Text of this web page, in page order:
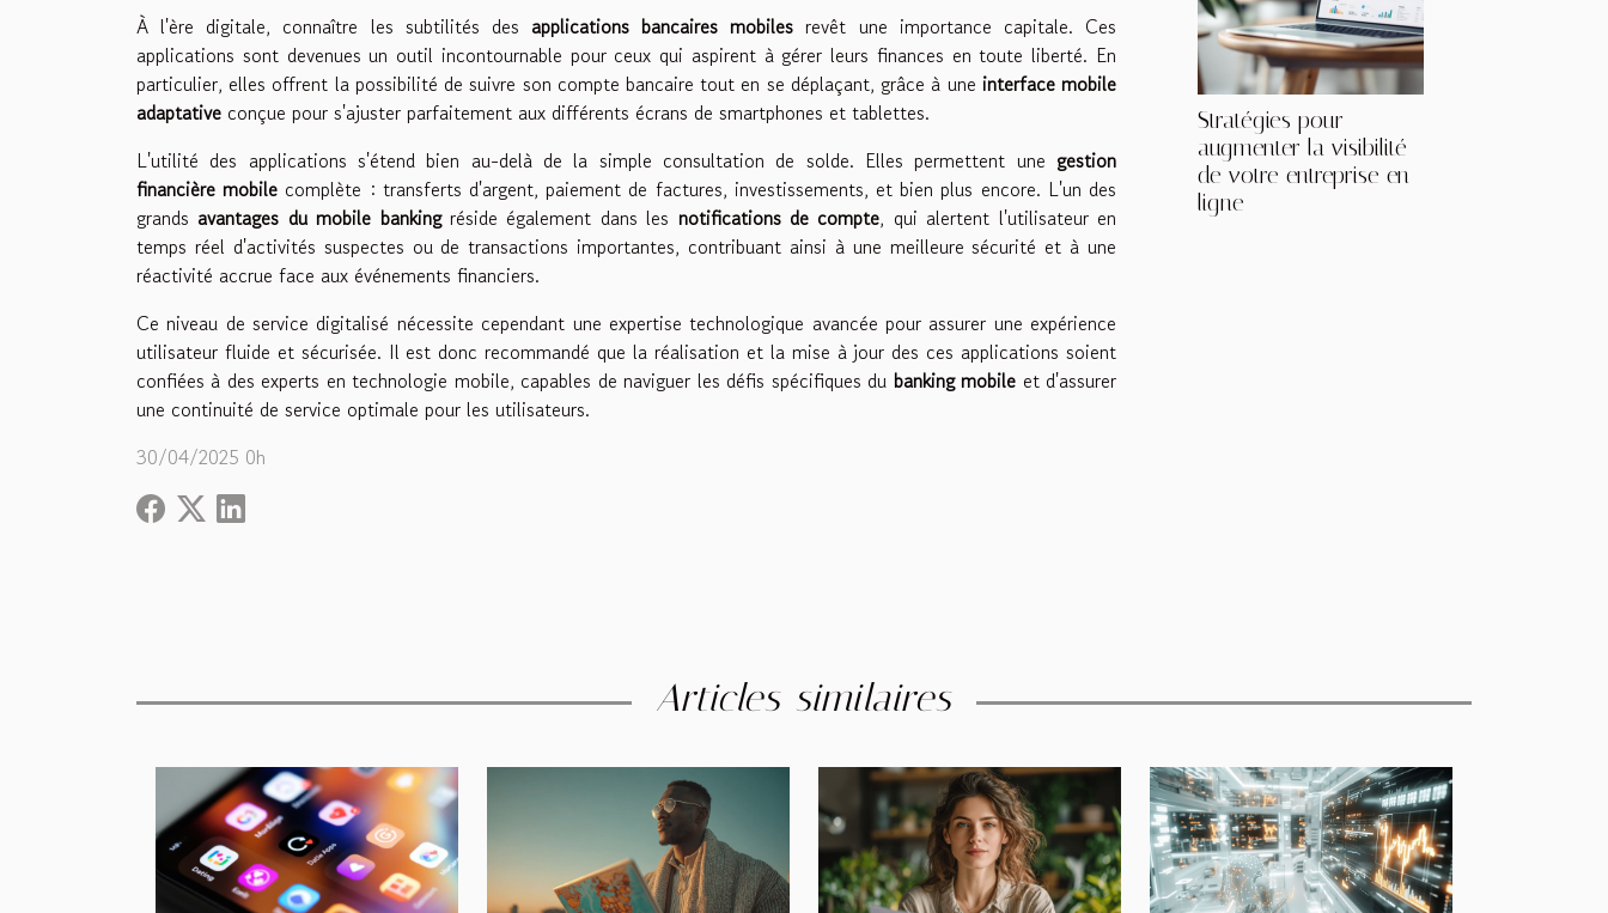
À l'ère digitale, connaître les subtilités des applications bancaires mobiles revêt une importance capitale. Ces
applications sont devenues un outil incontournable pour ceux qui aspirent à gérer leurs finances en toute liberté. En
particulier, elles offrent la possibilité de suivre son compte bancaire tout en se déplaçant, grâce à une interface mobile
adaptative conçue pour s'ajuster parfaitement aux différents écrans de smartphones et tablettes.
L'utilité des applications s'étend bien au-delà de la simple consultation de solde. Elles permettent une gestion
financière mobile complète : transferts d'argent, paiement de factures, investissements, et bien plus encore. L'un des
grands avantages du mobile bankingréside également dans les notifications de compte, qui alertent l'utilisateur en
temps réel d'activités suspectes ou de transactions importantes, contribuant ainsi à une meilleure sécurité et à une
réactivité accrue face aux événements financiers.
Ce niveau de service digitalisé nécessite cependant une expertise technologique avancée pour assurer une expérience
utilisateur fluide et sécurisée. Il est donc recommandé que la réalisation et la mise à jour des ces applications soient
confiées à des experts en technologie mobile, capables de naviguer les défis spécifiques du banking mobile et d'assurer
une continuité de service optimale pour les utilisateurs.
30/04/2025 0h
Stratégies pour
augmenter la visibilité
de votre entreprise en
ligne
Articles similaires